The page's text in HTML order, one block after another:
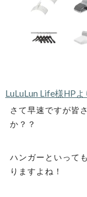
LuLuLun Life様HP
さて早速ですが皆
か？？
ハンガーといって
りますよね！